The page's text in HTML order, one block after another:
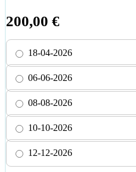
200,00 €
18-04-2026
06-06-2026
08-08-2026
10-10-2026
12-12-2026